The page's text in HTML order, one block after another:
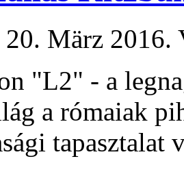
März
"L2" - a
a rómaiak
tapasztalat